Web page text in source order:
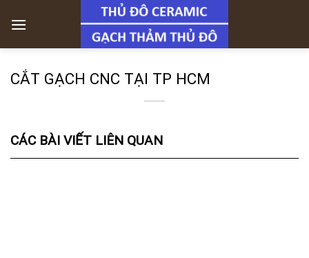
CẮT GẠCH CNC TẠI TP HCM
CÁC BÀI VIẾT LIÊN QUAN